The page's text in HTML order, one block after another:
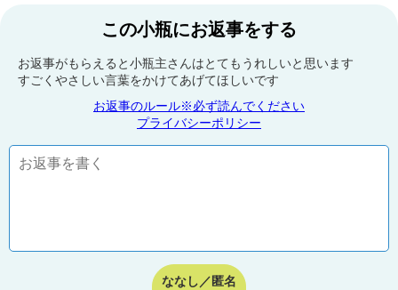
この小瓶にお返事をする
お返事がもらえると小瓶主さんはとてもうれしいと思います
すごくやさしい言葉をかけてあげてほしいです
お返事のルール※必ず読んでください
プライバシーポリシー
ななし／匿名